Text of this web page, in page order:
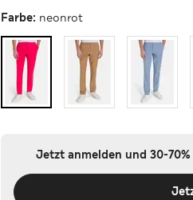
Farbe: neonrot
Jetzt anmelden und 30-